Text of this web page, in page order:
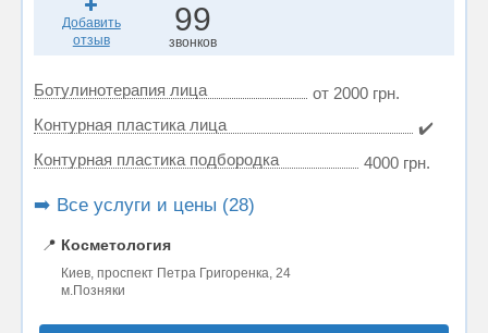
Добавить
отзыв
99
звонков
Ботулинотерапия лица
от 2000 грн.
Контурная пластика лица
✔️
Контурная пластика подбородка
4000 грн.
➡️ Все услуги и цены (28)
📍 Косметология
Киев, проспект Петра Григоренка, 24
м.Позняки